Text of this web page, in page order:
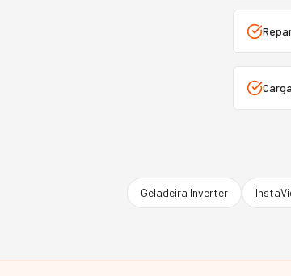
Geladeira Inverter